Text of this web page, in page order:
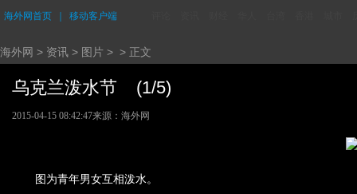
海外网首页 移动客户端
海外网 > 资讯 > 图片 > > 正文
乌克兰泼水节 (1/5)
2015-04-15 08:42:47来源：海外网
图为青年男女互相泼水。